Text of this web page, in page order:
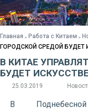
Главная Работа с Китаем
ГОРОДСКОЙ СРЕДОЙ БУДЕТ
В КИТАЕ
БУДЕТ
25.03.2019
В